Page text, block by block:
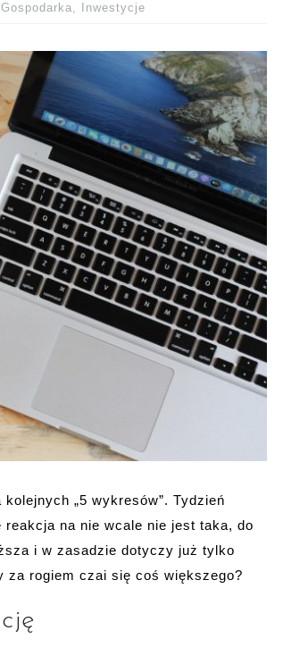
Gospodarka, Inwestycje
„5 wykresów”. Tydzień
na nie wcale nie jest taka, do
i w zasadzie dotyczy już tylko
za rogiem czai się coś większego?